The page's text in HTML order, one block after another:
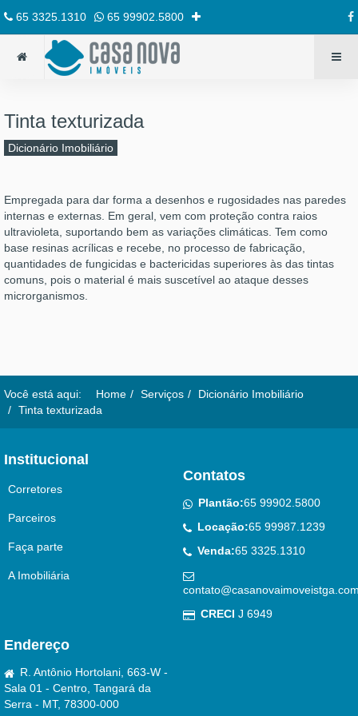
65 3325.1310 65 99902.5800
Tinta texturizada
Dicionário Imobiliário
Empregada para dar forma a desenhos e rugosidades nas paredes
internas e externas. Em geral, vem com proteção contra raios
ultravioleta, suportando bem as variações climáticas. Tem como
base resinas acrílicas e recebe, no processo de fabricação,
quantidades de fungicidas e bactericidas superiores às das tintas
comuns, pois o material é mais suscetível ao ataque desses
microrganismos.
Você está aqui: Home Serviços
Dicionário Imobiliário
Tinta texturizada
Institucional
Corretores
Parceiros
Faça parte
A Imobiliária
Contatos
Plantão:65 99902.5800
Locação:65 99987.1239
Venda:65 3325.1310
CRECI J 6949
Endereço
R. Antônio Hortolani, 663-W -
Sala 01 - Centro, Tangará da
Serra - MT, 78300-000